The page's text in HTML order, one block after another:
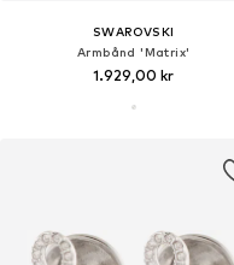
SWAROVSKI
Armbånd 'Matrix'
1.929,00 kr